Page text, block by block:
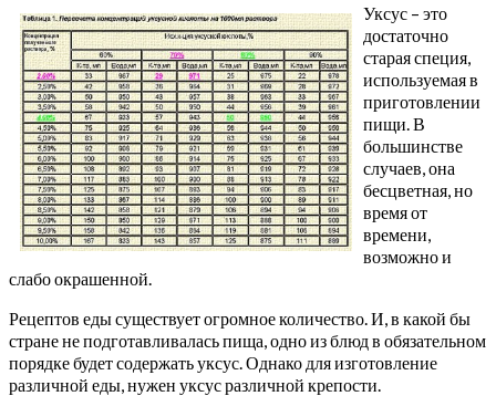
Уксус – это
достаточно
старая специя,
используемая в
приготовлении
пищи. В
большинстве
случаев, она
бесцветная, но
время от
времени,
возможно и
слабо окрашенной.
Рецептов еды существует огромное количество. И, в какой бы
стране не подготавливалась пища, одно из блюд в обязательном
порядке будет содержать уксус. Однако для изготовление
различной еды, нужен уксус различной крепости.